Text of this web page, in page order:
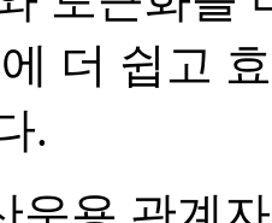
더 쉽고
.